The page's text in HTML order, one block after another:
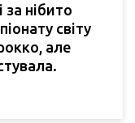
за нібито
світу
але